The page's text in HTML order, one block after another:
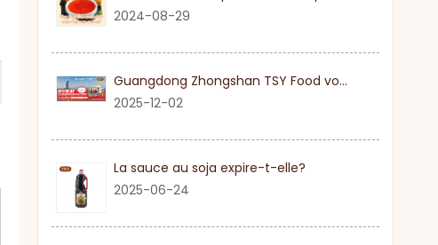
2024-08-29
Guangdong Zhongshan TSY Food vous invite sincèrement à visiter l'exposition Gulfood de Dubaï 2026
2025-12-02
La sauce au soja expire-t-elle?
2025-06-24